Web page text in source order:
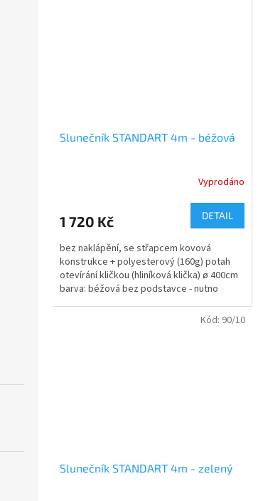
Slunečník STANDART 4m - béžová
Vyprodáno
1 720 Kč DETAIL
bez naklápění, se střapcem kovová
konstrukce + polyesterový (160g) potah
otevírání kličkou (hliníková klička) ø 400cm
barva: béžová bez podstavce - nutno
dokoupit rozměr...
Slunečník STANDART 4m - zelený
Kód: 90/10